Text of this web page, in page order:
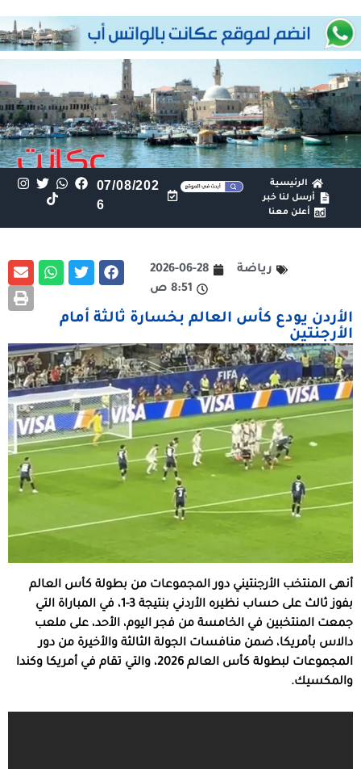
الرئيسية
أرسل لنا خبر
أعلن معنا
07/08/202
6
رياضة
2026-06-28
8:51 ص
الأردن يودع كأس العالم بخسارة ثالثة أمام
الأرجنتين
أنهى المنتخب الأرجنتيني دور المجموعات من بطولة كأس العالم
بفوز ثالث على حساب نظيره الأردني بنتيجة 3-1، في المباراة التي
جمعت المنتخبين في الخامسة من فجر اليوم، الأحد، على ملعب
دالاس بأمريكا، ضمن منافسات الجولة الثالثة والأخيرة من دور
المجموعات لبطولة كأس العالم 2026، والتي تقام في أمريكا وكندا
والمكسيك.